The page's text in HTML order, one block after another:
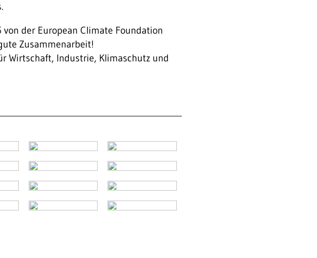
der European Climate Foundation
Zusammenarbeit!
Wirtschaft, Industrie, Klimaschutz und